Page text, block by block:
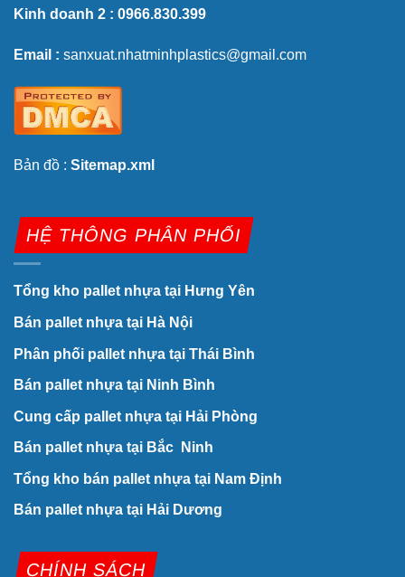
Kinh doanh 2 : 0966.830.399
Email : sanxuat.nhatminhplastics@gmail.com
Bản đồ : Sitemap.xml
HỆ THÔNG PHÂN PHỐI
Tổng kho pallet nhựa tại Hưng Yên
Bán pallet nhựa tại Hà Nội
Phân phối pallet nhựa tại Thái Bình
Bán pallet nhựa tại Ninh Bình
Cung cấp pallet nhựa tại Hải Phòng
Bán pallet nhựa tại Bắc Ninh
Tổng kho bán pallet nhựa tại Nam Định
Bán pallet nhựa tại Hải Dương
CHÍNH SÁCH